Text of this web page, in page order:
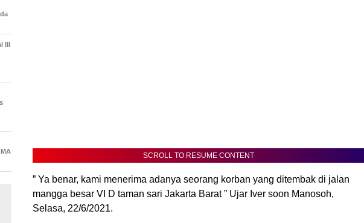
SCROLL TO RESUME CONTENT
” Ya benar, kami menerima adanya seorang korban yang ditembak di jalan
mangga besar VI D taman sari Jakarta Barat ” Ujar Iver soon Manosoh,
Selasa, 22/6/2021.
III